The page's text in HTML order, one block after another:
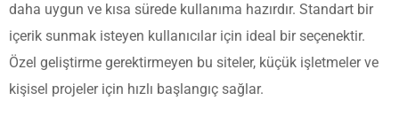
daha uygun ve kısa sürede kullanıma hazırdır. Standart bir
içerik sunmak isteyen kullanıcılar için ideal bir seçenektir.
Özel geliştirme gerektirmeyen bu siteler, küçük işletmeler ve
kişisel projeler için hızlı başlangıç sağlar.